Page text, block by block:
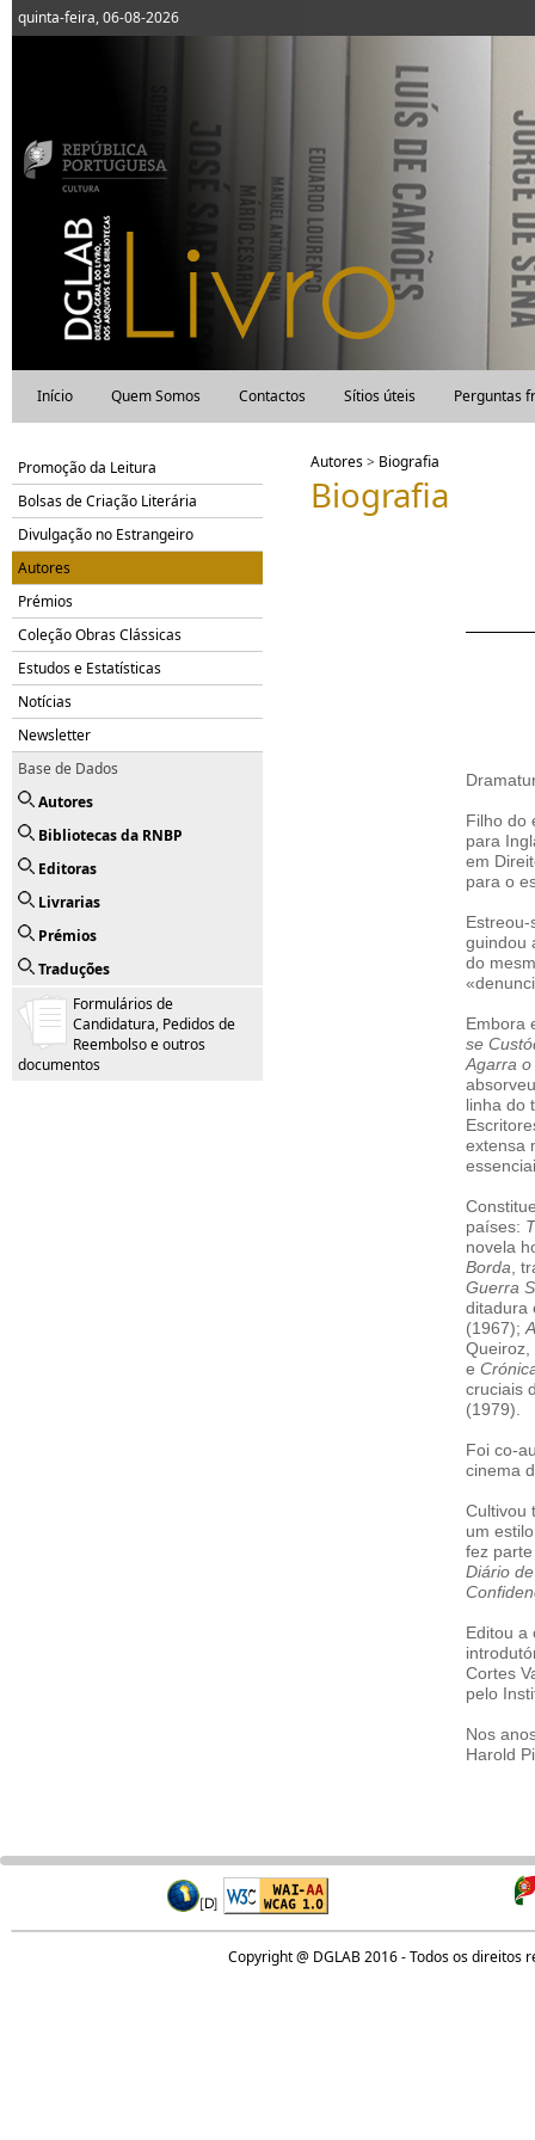
quinta-feira, 06-08-2026
Início Quem Somos Contactos Sítios úteis Perguntas
Promoção da Leitura
Bolsas de Criação Literária
Divulgação no Estrangeiro
Autores
Prémios
Coleção Obras Clássicas
Estudos e Estatísticas
Notícias
Newsletter
Base de Dados
Autores
Bibliotecas da RNBP
Editoras
Livrarias
Prémios
Traduções
Formulários de
Candidatura, Pedidos de
Reembolso e outros
documentos
Autores> Biografia
Biografia
Filho do
para
em
para o
guindou
do
Embora
se
Agarra o
linha do
extensa
países:
novela
Borda,
Guerra
ditadura
(1967);
Queiroz,
e
cruciais
(1979).
Foi co-
cinema
Cultivou
um
fez
Diário
Editou
Cortes
pelo
Nos
Harold
Copyright @ DGLAB 2016 - Todos os